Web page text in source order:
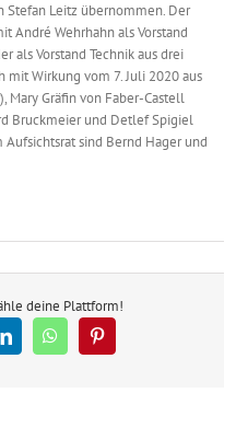
Stefan Leitz übernommen. Der
André Wehrhahn als Vorstand
als Vorstand Technik aus drei
mit Wirkung vom 7. Juli 2020 aus
Mary Gräfin von Faber-Castell
Bruckmeier und Detlef Spigiel
sind Bernd Hager und
deine Plattform!
LinkedInWhatsAppPinterest